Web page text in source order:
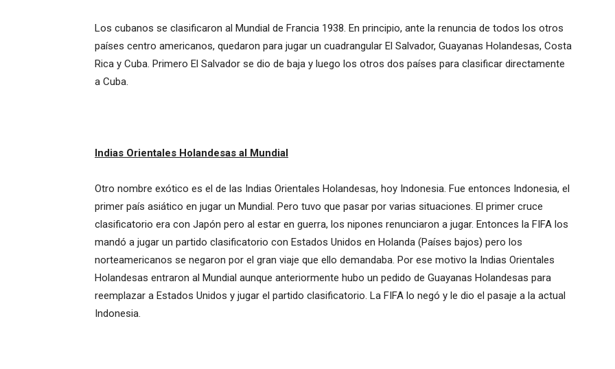
Los cubanos se clasificaron al Mundial de Francia 1938. En principio, ante la renuncia de todos los otros
países centro americanos, quedaron para jugar un cuadrangular El Salvador, Guayanas Holandesas, Costa
Rica y Cuba. Primero El Salvador se dio de baja y luego los otros dos países para clasificar directamente
a Cuba.
Indias Orientales Holandesas al Mundial
Otro nombre exótico es el de las Indias Orientales Holandesas, hoy Indonesia. Fue entonces Indonesia, el
primer país asiático en jugar un Mundial. Pero tuvo que pasar por varias situaciones. El primer cruce
clasificatorio era con Japón pero al estar en guerra, los nipones renunciaron a jugar. Entonces la FIFA los
mandó a jugar un partido clasificatorio con Estados Unidos en Holanda (Países bajos) pero los
norteamericanos se negaron por el gran viaje que ello demandaba. Por ese motivo la Indias Orientales
Holandesas entraron al Mundial aunque anteriormente hubo un pedido de Guayanas Holandesas para
reemplazar a Estados Unidos y jugar el partido clasificatorio. La FIFA lo negó y le dio el pasaje a la actual
Indonesia.